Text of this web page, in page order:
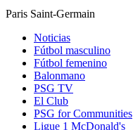
Paris Saint-Germain
Noticias
Fútbol masculino
Fútbol femenino
Balonmano
PSG TV
El Club
PSG for Communities
Ligue 1 McDonald's